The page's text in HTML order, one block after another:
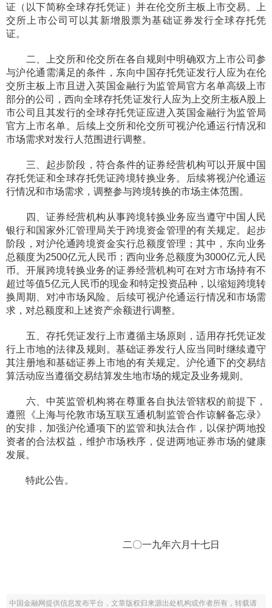
证（以下简称全球存托凭证）并在伦交所主板上市交易。上
交所上市公司可以其新增股票为基础证券发行全球存托凭
证。
二、上交所和伦交所在各自规则中明确双方上市公司参
与沪伦通需满足的条件，东向中国存托凭证发行人应为在伦
交所主板上市且进入英国金融行为监管局官方名单高级上市
部分的公司，西向全球存托凭证发行人应为上交所主板A股上
市公司且其发行的全球存托凭证应进入英国金融行为监管局
官方上市名单。后续上交所和伦交所可视沪伦通运行情况和
市场需求对发行人范围进行调整。
三、起步阶段，符合条件的证券经营机构可以开展中国
存托凭证和全球存托凭证跨境转换业务。后续将视沪伦通运
行情况和市场需求，调整参与跨境转换的市场主体范围。
四、证券经营机构从事跨境转换业务应当遵守中国人民
银行和国家外汇管理局关于跨境资金管理的有关规定。起步
阶段，对沪伦通跨境资金实行总额度管理；其中，东向业务
总额度为2500亿元人民币；西向业务总额度为3000亿元人民
币。开展跨境转换业务的证券经营机构可在对方市场持有不
超过等值5亿元人民币的现金和特定投资品种，以缩短跨境转
换周期、对冲市场风险。后续可视沪伦通运行情况和市场需
求，对总额度和上述资产余额进行调整。
五、存托凭证发行上市遵循主场原则，适用存托凭证发
行上市地的法律及规则。基础证券发行人应当同时继续遵守
其注册地和基础证券上市地的有关规定。沪伦通下的交易结
算活动应当遵循交易结算发生地市场的规定及业务规则。
六、中英监管机构将在尊重各自执法管辖权的前提下，
遵照《上海与伦敦市场互联互通机制监管合作谅解备忘录》
的安排，加强沪伦通项下的监管和执法合作，以保护两地投
资者的合法权益，维护市场秩序，促进两地证券市场的健康
发展。
特此公告。
二〇一九年六月十七日
中国金融网提供信息发布平台，文章版权归来源出处机构或作者所有，转载请